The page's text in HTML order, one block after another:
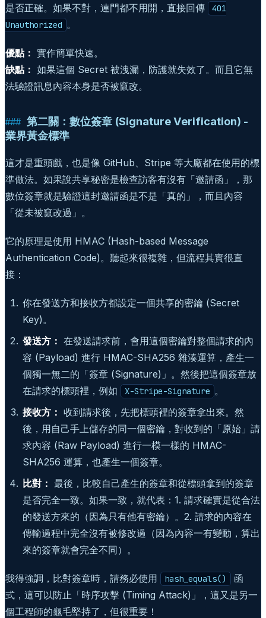
是否正確。如果不對，連門都不用開，直接回傳
401
Unauthorized 。
優點： 實作簡單快速。
缺點： 如果這個 Secret 被洩漏，防護就失效了。而且它無
法驗證訊息內容本身是否被竄改。
第二關：數位簽章 (Signature Verification) -
業界黃金標準
這才是重頭戲，也是像 GitHub、Stripe 等大廠都在使用的標
準做法。如果說共享秘密是檢查訪客有沒有「邀請函」，那
數位簽章就是驗證這封邀請函是不是「真的」，而且內容
「從未被竄改過」。
它的原理是使用 HMAC (Hash-based Message
Authentication Code)。聽起來很複雜，但流程其實很直
接：
你在發送方和接收方都設定一個共享的密鑰 (Secret
Key)。
發送方： 在發送請求前，會用這個密鑰對整個請求的內
容 (Payload) 進行 HMAC-SHA256 雜湊運算，產生一
個獨一無二的「簽章 (Signature)」。然後把這個簽章放
在請求的標頭裡，例如
X-Stripe-Signature 。
接收方： 收到請求後，先把標頭裡的簽章拿出來。然
後，用自己手上儲存的同一個密鑰，對收到的「原始」請
求內容 (Raw Payload) 進行一模一樣的 HMAC-
SHA256 運算，也產生一個簽章。
比對： 最後，比較自己產生的簽章和從標頭拿到的簽章
是否完全一致。如果一致，就代表：1. 請求確實是從合法
的發送方來的（因為只有他有密鑰）。2. 請求的內容在
傳輸過程中完全沒有被修改過（因為內容一有變動，算出
來的簽章就會完全不同）。
我得強調，比對簽章時，請務必使用 hash_equals() 函
式，這可以防止「時序攻擊 (Timing Attack)」，這又是另一
個工程師的龜毛堅持了，但很重要！